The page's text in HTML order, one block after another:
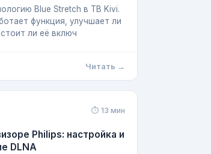
Blue Stretch в ТВ Kivi.
функция, улучшает ли
ли её включ
Читать →
⏱ 13 мин
Philips: настройка и
DLNA